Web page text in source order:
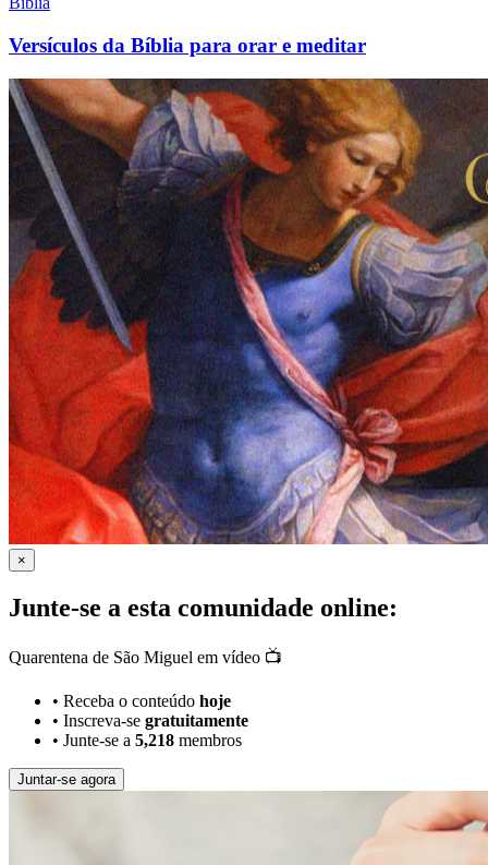
Versículos da Bíblia para orar e meditar
×
Junte-se a esta comunidade online:
Quarentena de São Miguel em vídeo 📺
• Receba o conteúdo hoje
• Inscreva-se gratuitamente
• Junte-se a 5,218 membros
Juntar-se agora